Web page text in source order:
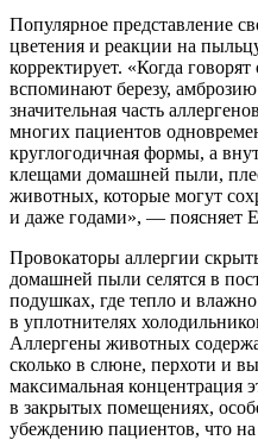
Популярное представление
цветения и реакции на
корректирует. «Когда
вспоминают березу,
значительная часть
многих пациентов
круглогодичная формы, а
клещами домашней пыли,
животных, которые могут
и даже годами», — поясняет
Провокаторы аллергии
домашней пыли селятся в
подушках, где тепло и
в уплотнителях
Аллергены животных
сколько в слюне, перхоти и
максимальная концентрация
в закрытых помещениях,
убеждению пациентов, что